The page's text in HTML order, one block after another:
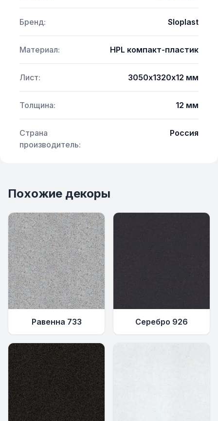
Бренд: Sloplast
Материал: HPL компакт-пластик
Лист: 3050х1320х12 мм
Толщина: 12 мм
Страна
производитель:
Россия
Похожие декоры
Равенна 733 Серебро 926